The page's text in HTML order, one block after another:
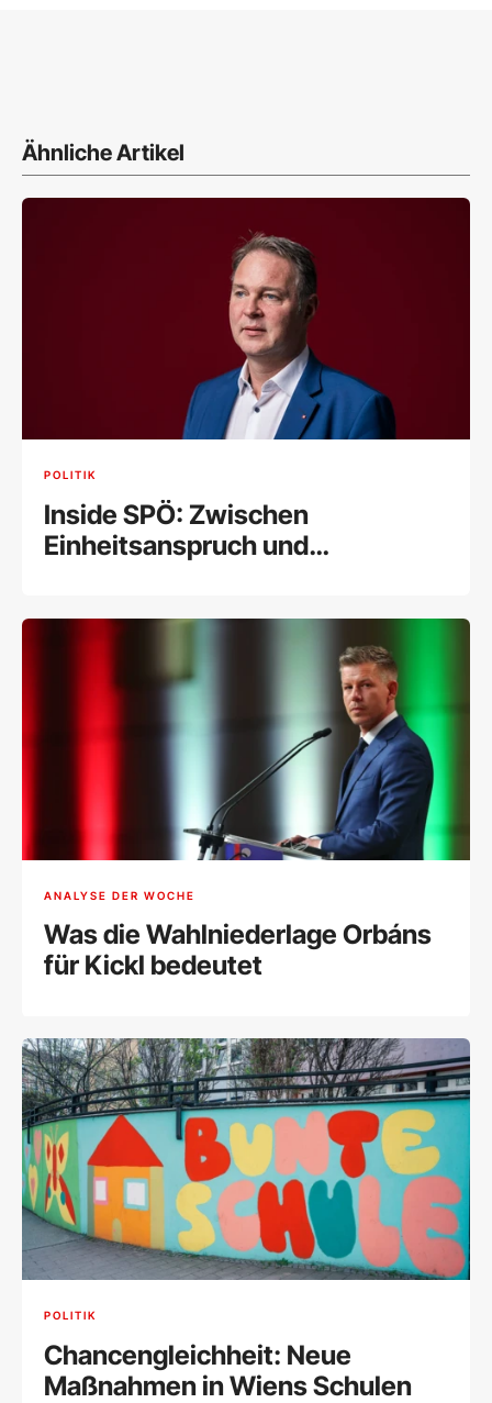
Ähnliche Artikel
POLITIK
Inside SPÖ: Zwischen
Einheitsanspruch und
ANALYSE DER WOCHE
Was die Wahlniederlage Orbáns
für Kickl bedeutet
POLITIK
Chancengleichheit: Neue
Maßnahmen in Wiens Schulen